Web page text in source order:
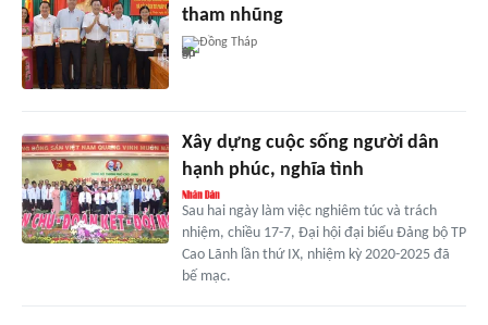
tham nhũng
Đồng Tháp
Xây dựng cuộc sống người dân
hạnh phúc, nghĩa tình
Sau hai ngày làm việc nghiêm túc và trách
nhiệm, chiều 17-7, Đại hội đại biểu Đảng bộ TP
Cao Lãnh lần thứ IX, nhiệm kỳ 2020-2025 đã
bế mạc.